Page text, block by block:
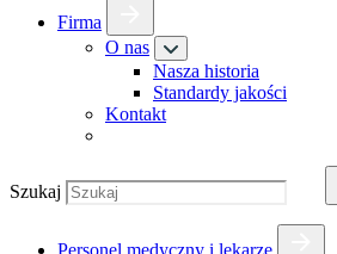
Firma
O nas
Nasza historia
Standardy jakości
Kontakt
Szukaj
Personel medyczny i lekarze